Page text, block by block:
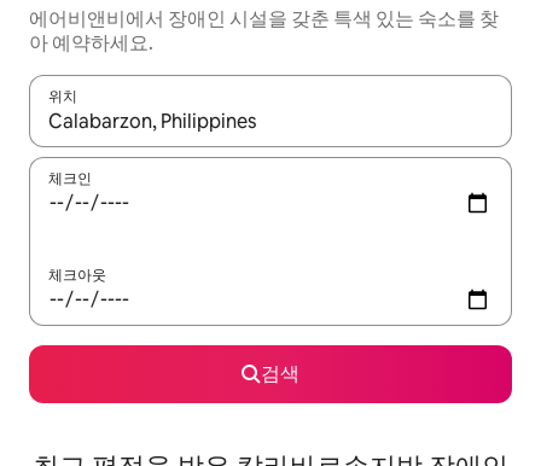
에어비앤비에서 장애인 시설을 갖춘 특색 있는 숙소를 찾
아 예약하세요.
위치
결과가 나오면 위·아래 화살표 키를 사용하거나 터치 또는 스와이
체크인
체크아웃
검색